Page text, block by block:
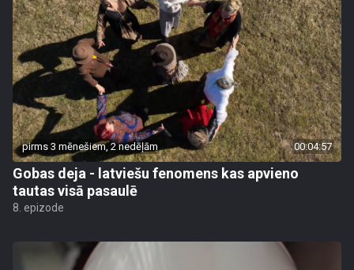
pirms 3 mēnešiem, 2 nedēļām 00:04:57
Gobas deja - latviešu fenomens kas apvieno
tautas visā pasaulē
8. epizode